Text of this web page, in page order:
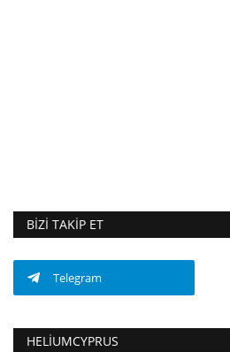
BIZI TAKIP ET
Telegram
HELIUMCYPRUS